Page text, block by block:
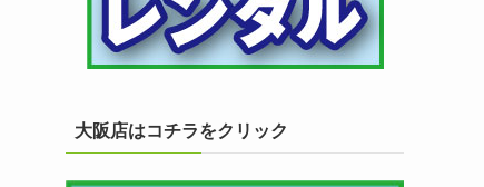
大阪店はコチラをクリック